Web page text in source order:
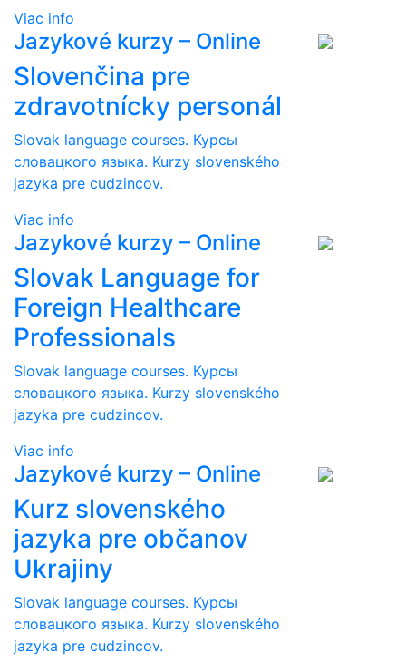
Viac info
Jazykové kurzy – Online
Slovenčina pre
zdravotnícky personál
Slovak language courses. Курсы
словацкого языка. Kurzy slovenského
jazyka pre cudzincov.
Viac info
Jazykové kurzy – Online
Slovak Language for
Foreign Healthcare
Professionals
Slovak language courses. Курсы
словацкого языка. Kurzy slovenského
jazyka pre cudzincov.
Viac info
Jazykové kurzy – Online
Kurz slovenského
jazyka pre občanov
Ukrajiny
Slovak language courses. Курсы
словацкого языка. Kurzy slovenského
jazyka pre cudzincov.